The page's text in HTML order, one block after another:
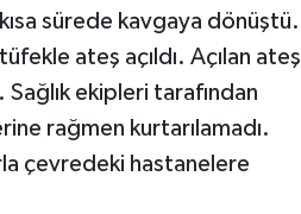
sürede kavgaya dönüştü.
ateş açıldı. Açılan ateş
ekipleri tarafından
rağmen kurtarılamadı.
çevredeki hastanelere